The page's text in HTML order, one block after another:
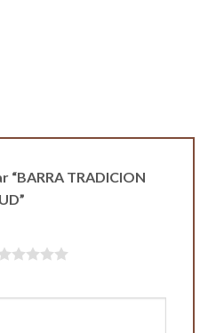
“BARRA TRADICION